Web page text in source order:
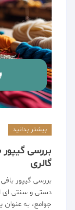
بیشتر بدانید
بررسی
گالری
بررسی گیپور
دستی و سنتی ای
جوامع، به